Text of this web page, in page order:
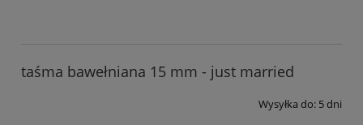
taśma bawełniana 15 mm - just married
Wysyłka do: 5 dni